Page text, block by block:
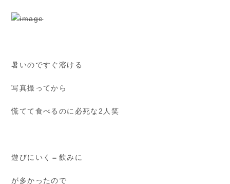
暑いのですぐ溶ける
写真撮ってから
慌てて食べるのに必死な2人笑
遊びにいく＝飲みに
が多かったので